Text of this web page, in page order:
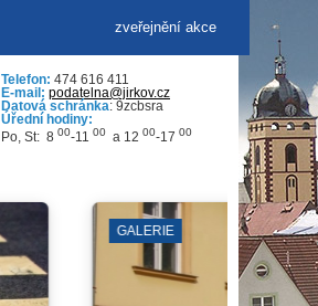
zveřejnění akce
Telefon: 474 616 411
E-mail: podatelna@jirkov.cz
Datová schránka: 9zcbsra
Úřední hodiny:
Po, St: 8 00-11 00 a 12 00-17 00
ČERVENÝ